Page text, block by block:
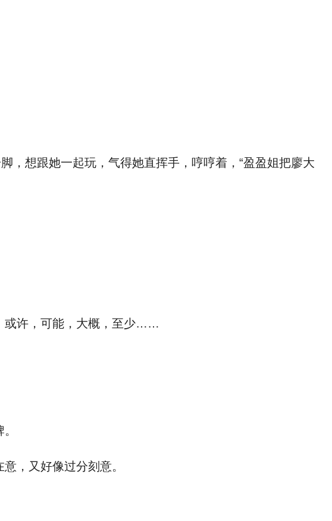
想跟她一起玩，气得她直挥手，哼哼着，“盈盈姐把廖大
或许，可能，大概，至少……
，又好像过分刻意。